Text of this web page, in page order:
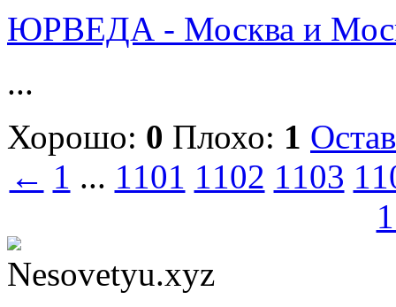
ЮРВЕДА - Москва и
...
Хорошо: 0 Плохо: 1
← 1 ... 1101 1102 1103
Nesovetyu.xyz